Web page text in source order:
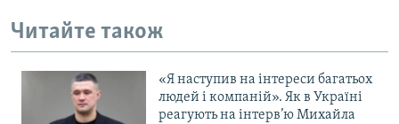
Читайте також
«Я наступив на інтереси багатьох
людей і компаній». Як в Україні
реагують на інтерв’ю Михайла